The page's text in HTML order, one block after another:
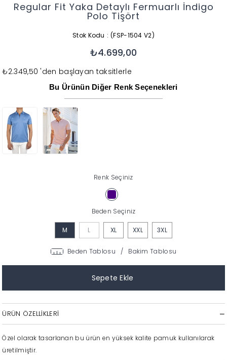
Regular Fit Yaka Detaylı Fermuarlı İndigo
Polo Tişört
Stok Kodu (FSP-1504 V2)
₺4.699,00
₺2.349,50 'den başlayan taksitlerle
Bu Ürünün Diğer Renk Seçenekleri
Renk Seçiniz
Beden Seçiniz
M L XL XXL 3XL
Beden Tablosu / Bakim Tablosu
ÜRÜN ÖZELLIKLERI
Özel olarak tasarlanan bu ürün en yüksek kalite pamuk kullanılarak
üretilmiştir.